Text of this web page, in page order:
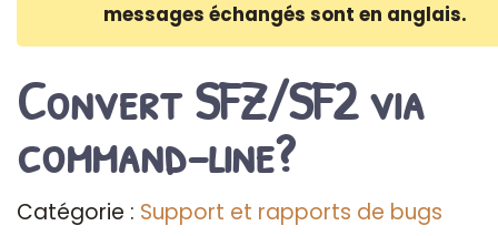
messages échangés sont en anglais.
Convert SFZ/SF2 via
command-line?
Catégorie : Support et rapports de bugs